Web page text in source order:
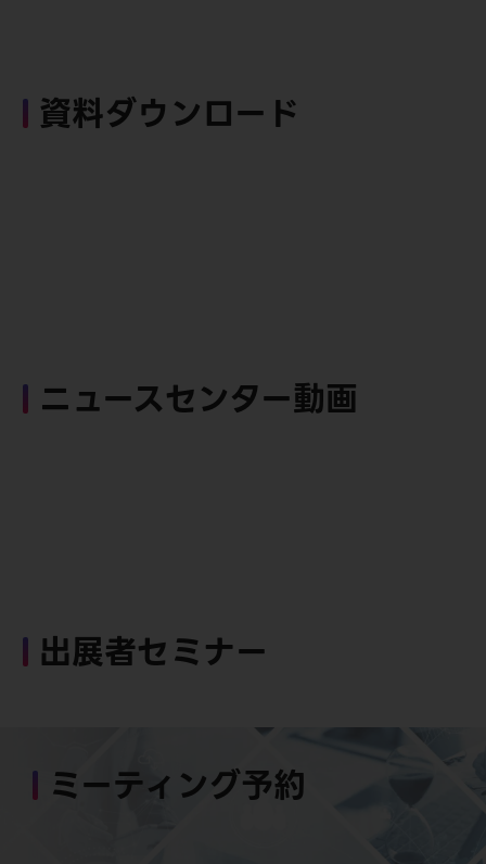
資料ダウンロード
ニュースセンター動画
出展者セミナー
ミーティング予約